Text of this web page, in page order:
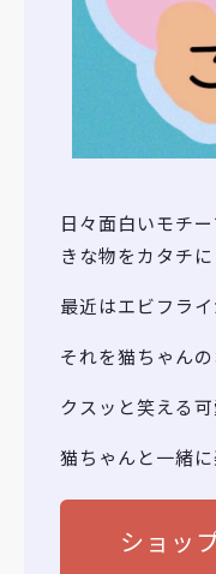
日々面白いモチ
きな物をカタチ
最近はエビフラ
それを猫ちゃん
クスッと笑える
猫ちゃんと一緒
ショッ